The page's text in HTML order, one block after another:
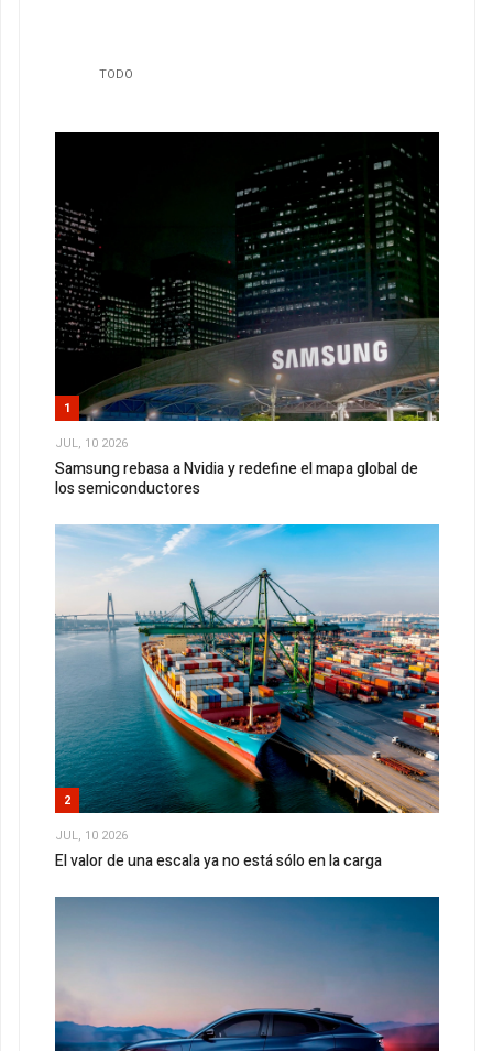
TODO
1
JUL, 10 2026
Samsung rebasa a Nvidia y redefine el mapa global de
los semiconductores
2
JUL, 10 2026
El valor de una escala ya no está sólo en la carga